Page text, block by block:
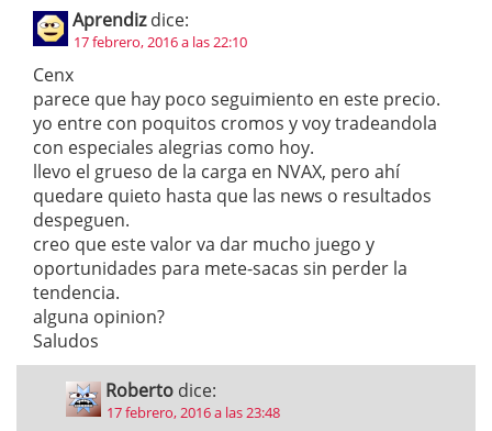
Aprendiz dice:
17 febrero, 2016 a las 22:10
Cenx
parece que hay poco seguimiento en este precio.
yo entre con poquitos cromos y voy tradeandola
con especiales alegrias como hoy.
llevo el grueso de la carga en NVAX, pero ahí
quedare quieto hasta que las news o resultados
despeguen.
creo que este valor va dar mucho juego y
oportunidades para mete-sacas sin perder la
tendencia.
alguna opinion?
Saludos
Roberto dice:
17 febrero, 2016 a las 23:48